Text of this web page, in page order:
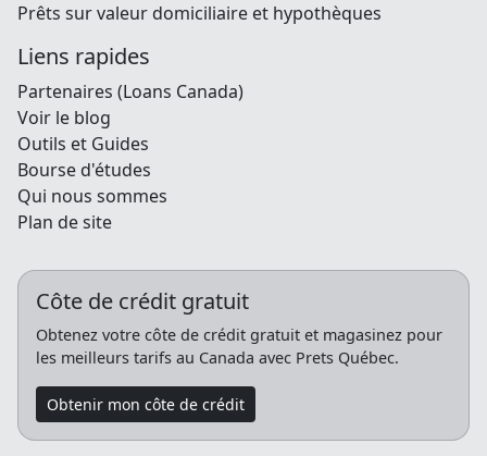
Prêts sur valeur domiciliaire et hypothèques
Liens rapides
Partenaires (Loans Canada)
Voir le blog
Outils et Guides
Bourse d'études
Qui nous sommes
Plan de site
Côte de crédit gratuit
Obtenez votre côte de crédit gratuit et magasinez pour
les meilleurs tarifs au Canada avec Prets Québec.
Obtenir mon côte de crédit